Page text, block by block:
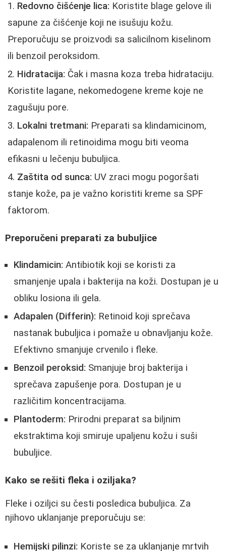
Redovno čišćenje lica: Koristite blage gelove ili
sapune za čišćenje koji ne isušuju kožu.
Preporučuju se proizvodi sa salicilnom kiselinom
ili benzoil peroksidom.
Hidratacija: Čak i masna koza treba hidrataciju.
Koristite lagane, nekomedogene kreme koje ne
zagušuju pore.
Lokalni tretmani: Preparati sa klindamicinom,
adapalenom ili retinoidima mogu biti veoma
efikasni u lečenju bubuljica.
Zaštita od sunca: UV zraci mogu pogoršati
stanje kože, pa je važno koristiti kreme sa SPF
faktorom.
Preporučeni preparati za bubuljice
Klindamicin: Antibiotik koji se koristi za
smanjenje upala i bakterija na koži. Dostupan je u
obliku losiona ili gela.
Adapalen (Differin): Retinoid koji sprečava
nastanak bubuljica i pomaže u obnavljanju kože.
Efektivno smanjuje crvenilo i fleke.
Benzoil peroksid: Smanjuje broj bakterija i
sprečava zapušenje pora. Dostupan je u
različitim koncentracijama.
Plantoderm: Prirodni preparat sa biljnim
ekstraktima koji smiruje upaljenu kožu i suši
bubuljice.
Kako se rešiti fleka i oziljaka?
Fleke i oziljci su česti posledica bubuljica. Za
njihovo uklanjanje preporučuju se:
Hemijski pilinzi: Koriste se za uklanjanje mrtvih